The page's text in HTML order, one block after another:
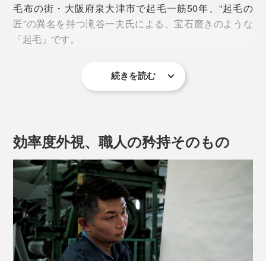
な手触りから、繊維の王様とも言われています。
本品に使われているのは、高級スーツやコートにも使用
されるランクのシルク。繊維の長さやなめらかさなど、
さまざまな基準をクリアしたもののみを選りすぐってい
毛布の街・大阪府泉大津市で起毛一筋50年、“起毛の
匠”の異名を持つ滝谷一夫氏による、宝石磨きのような
「起毛」です。
ィションを見極めること。
大量生産品は、同じ力・スピード・回数で機械まかせに
するところ、“起毛の匠”は回数を決めず、自らの手で確
かめながら、納得のいくまでひたすらに起毛とシャーリ
ング（毛先のカット）を繰り返すそう。
続きを読む
効率度外視、職人の矜持そのもの